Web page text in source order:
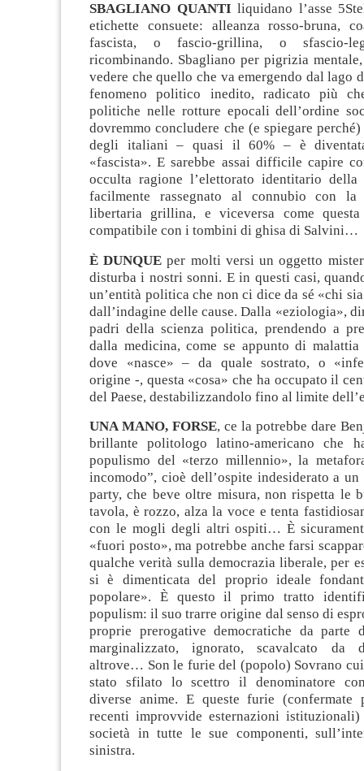
SBAGLIANO QUANTI liquidano l’asse
etichette consuete: alleanza rosso-bruna,
fascista, o fascio-grillina, o sfascio-
ricombinando. Sbagliano per pigrizia
vedere che quello che va emergendo dal lago
fenomeno politico inedito, radicato più
politiche nelle rotture epocali dell’ordine
dovremmo concludere che (e spiegare
degli italiani – quasi il 60% – è
«fascista». E sarebbe assai difficile capire
occulta ragione l’elettorato identitario
facilmente rassegnato al connubio con la
libertaria grillina, e viceversa come
compatibile con i tombini di ghisa di Salvini…
È DUNQUE per molti versi un oggetto
disturba i nostri sonni. E in questi casi,
un’entità politica che non ci dice da sé «chi
dall’indagine delle cause. Dalla «eziologia»,
padri della scienza politica, prendendo a
dalla medicina, come se appunto di malattia
dove «nasce» – da quale sostrato, o
origine -, questa «cosa» che ha occupato il
del Paese, destabilizzandolo fino al limite
UNA MANO, FORSE, ce la potrebbe dare
brillante politologo latino-americano che
populismo del «terzo millennio», la
incomodo”, cioè dell’ospite indesiderato a
party, che beve oltre misura, non rispetta le
tavola, è rozzo, alza la voce e tenta
con le mogli degli altri ospiti… È
«fuori posto», ma potrebbe anche farsi
qualche verità sulla democrazia liberale, per
si è dimenticata del proprio ideale
popolare». È questo il primo tratto
populism: il suo trarre origine dal senso di
proprie prerogative democratiche da parte
marginalizzato, ignorato, scavalcato da
altrove… Son le furie del (popolo) Sovrano
stato sfilato lo scettro il denominatore
diverse anime. E queste furie (confermate
recenti improvvide esternazioni istituzionali)
società in tutte le sue componenti,
sinistra.